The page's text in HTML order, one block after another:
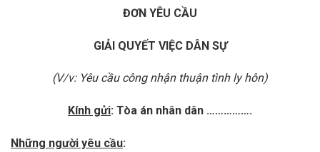
ĐƠN YÊU CẦU
GIẢI QUYẾT VIỆC DÂN SỰ
(V/v: Yêu cầu công nhận thuận tình ly hôn)
Kính gửi: Tòa án nhân dân …………….
Những người yêu cầu: